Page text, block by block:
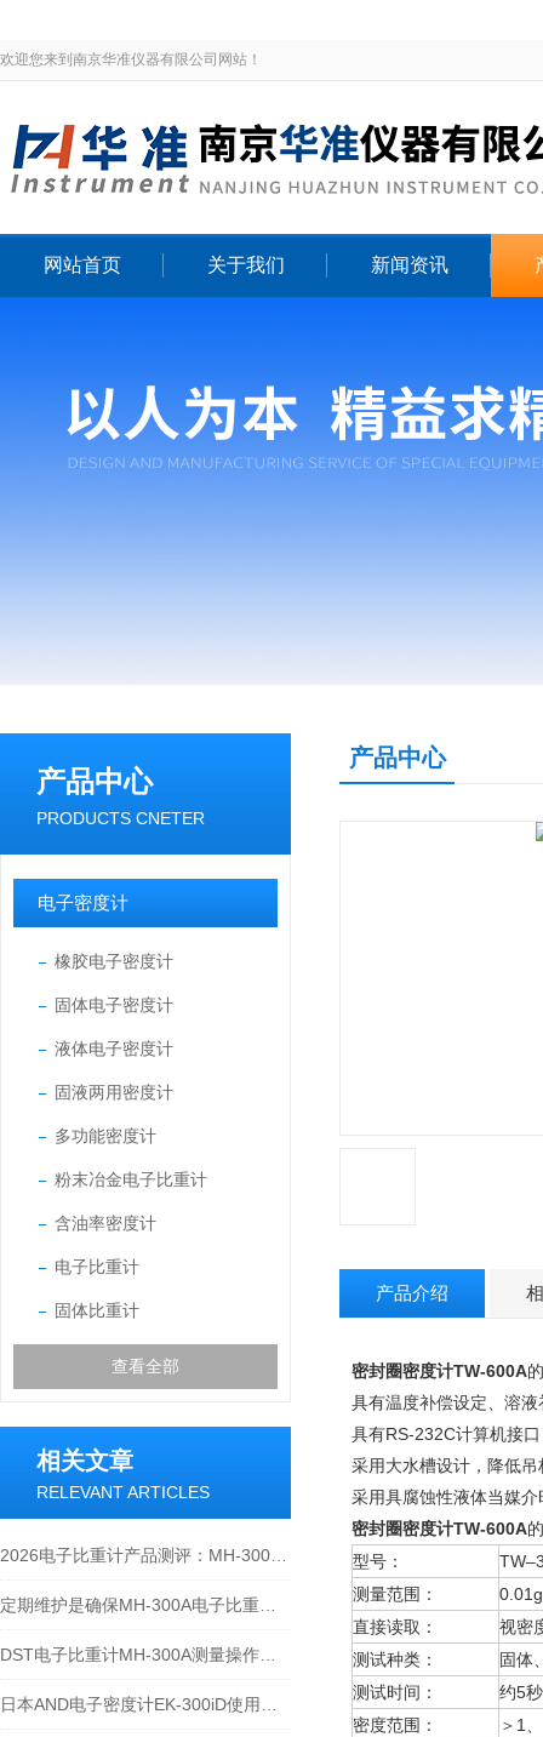
欢迎您来到南京华准仪器有限公司网站！
网站首页 关于我们 新闻资讯
产品中心
PRODUCTS CNETER
电子密度计
橡胶电子密度计
固体电子密度计
液体电子密度计
固液两用密度计
多功能密度计
粉末冶金电子比重计
含油率密度计
电子比重计
固体比重计
查看全部
相关文章
RELEVANT ARTICLES
产品中心
产品介绍
密封圈密度计TW-600A
具有温度补偿设定、溶
具有RS-232C计算机接
采用大水槽设计，降低
采用具腐蚀性液体当媒
密封圈密度计TW-600A
型号：
测量范围：
直接读取：
视密
测试种类：
固体
测试时间：
约5秒
密度范围：
＞1